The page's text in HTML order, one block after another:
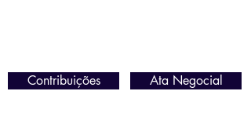
Contribuições Ata Negocial